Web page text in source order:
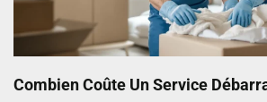
Combien Coûte Un Service